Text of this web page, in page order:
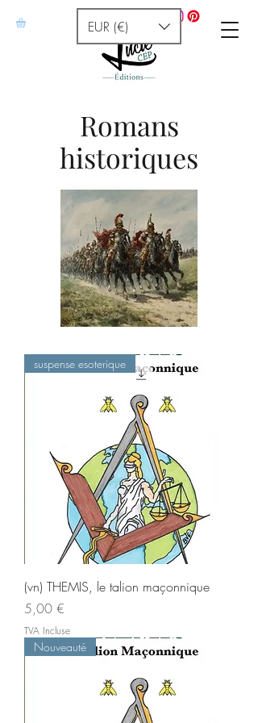
EUR (€)
Romans
historiques
suspense esoterique
(vn) THEMIS, le talion maçonnique
Prix
5,00 €
TVA Incluse
Nouveauté